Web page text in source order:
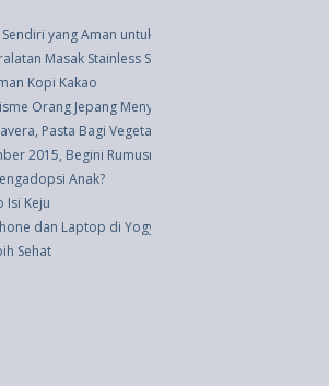
yang Aman untuk Anak
Masak Stainless Steel � Dipecahkan!
Kopi Kakao
Orang Jepang Menyajikan Makanan
Pasta Bagi Vegetarian
2015, Begini Rumusnya
Anak?
Isi Keju
dan Laptop di Yogyakarta
Sehat